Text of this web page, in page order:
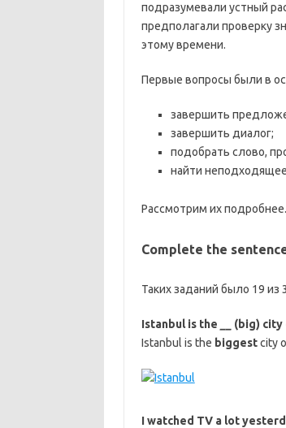
подразумевали устный
предполагали проверку
этому времени.
Первые вопросы были в
завершить
завершить диалог;
подобрать слово,
найти
Рассмотрим их подробнее.
Complete the
Таких заданий было 19
Istanbul is the
(big) city
Istanbul is the biggestcity
I watched TV a lot